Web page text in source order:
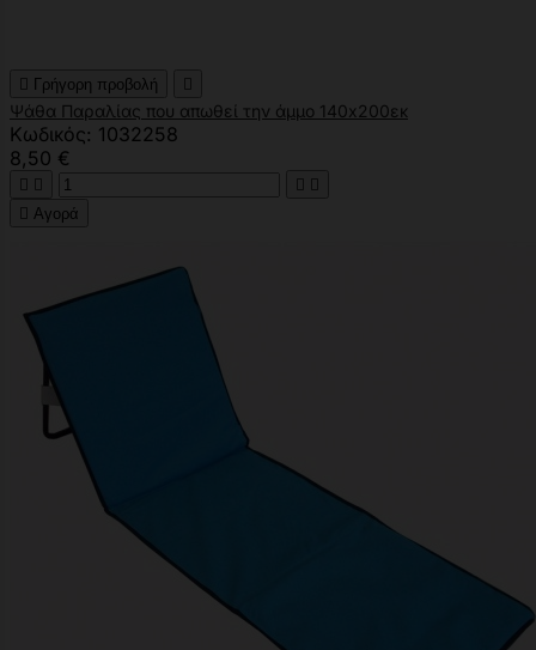
 Γρήγορη προβολή 
Ψάθα Παραλίας που απωθεί την άμμο 140x200εκ
Κωδικός: 1032258
8,50 €
   
 Αγορά